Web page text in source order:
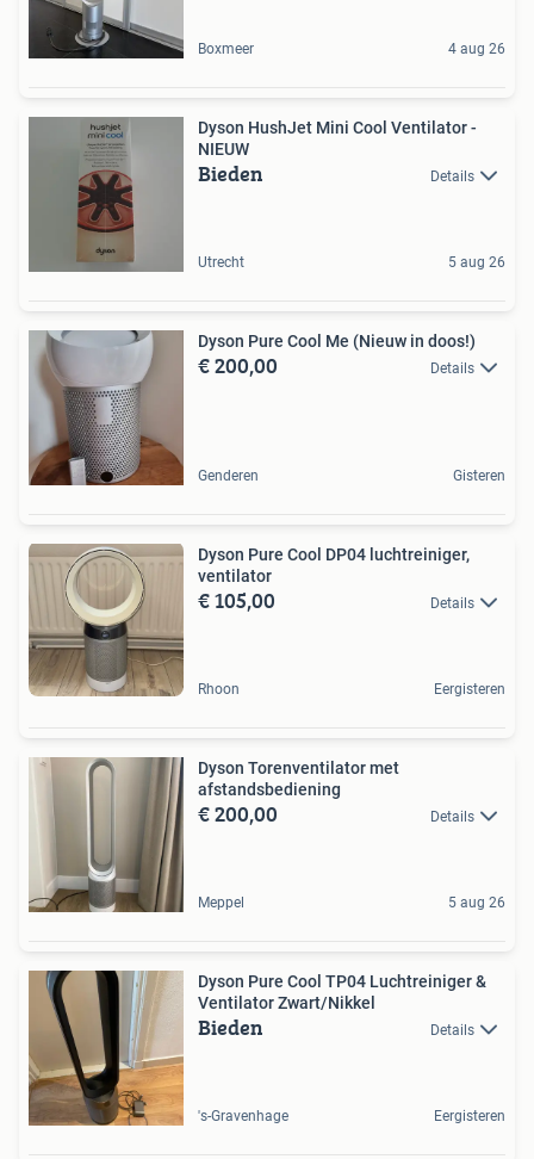
Boxmeer 4 aug 26
Dyson HushJet Mini Cool Ventilator -
NIEUW
Bieden Details
Utrecht 5 aug 26
Dyson Pure Cool Me (Nieuw in doos!)
€ 200,00 Details
Genderen Gisteren
Dyson Pure Cool DP04 luchtreiniger,
ventilator
€ 105,00 Details
Rhoon Eergisteren
Dyson Torenventilator met
afstandsbediening
€ 200,00 Details
Meppel 5 aug 26
Dyson Pure Cool TP04 Luchtreiniger &
Ventilator Zwart/Nikkel
Bieden Details
's-Gravenhage Eergisteren